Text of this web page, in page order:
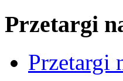
Przetargi
Przetargi